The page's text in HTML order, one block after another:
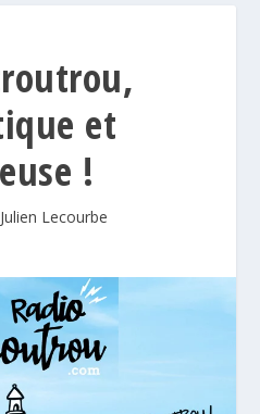
et
!
Julien Lecourbe